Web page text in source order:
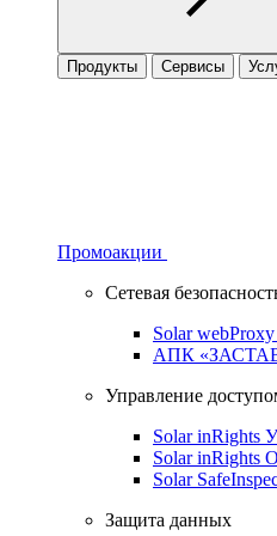
Продукты Сервисы
Промоакции
Сетевая
Solar webProxy
АПК
Управление
Solar inRights
Solar inRights
Solar
Защита данных